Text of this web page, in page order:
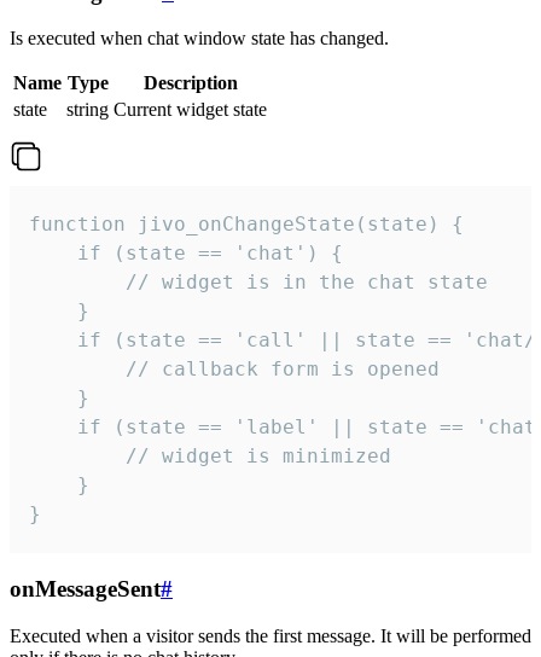
Is executed when chat window state has changed.
Name Type
Description
state
string Current widget state
function jivo_onChangeState(state) {
    if (state == 'chat') {
        // widget is in the chat state
    }
if (state == 'call' || state ==
        // callback form is opened
    }
if (state == 'label' || state ==
        // widget is minimized
    }
}
onMessageSent#
Executed when a visitor sends the first message. It will be performed